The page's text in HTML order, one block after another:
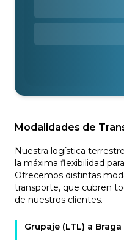
Modalidades de
Nuestra logística
la máxima flexibilidad
Ofrecemos distintas
transporte, que cubren
de nuestros clientes.
Grupaje (LTL) a Braga